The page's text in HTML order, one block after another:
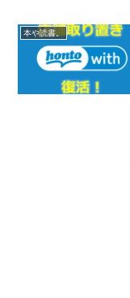
本や読書。